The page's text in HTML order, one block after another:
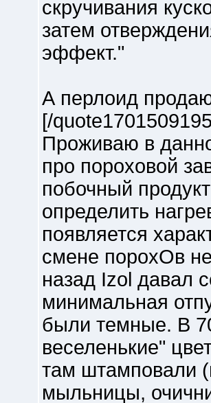
скручивания
затем
эффект."
А перлоид
[/
Проживаю в
про пороховой
побочный
определить
появляется
смене порохОв
назад Izol давал
минимальная
были темные. В
веселенькие"
там
мыльницы,